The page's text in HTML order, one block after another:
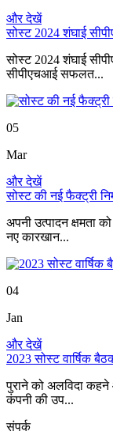
और देखें
सोस्ट 2024 शंघाई
सोस्ट 2024 शंघाई
सीपीएचआई सफलत...
05
Mar
और देखें
सोस्ट की नई फैक्ट्री
अपनी उत्पादन क्षमता
नए कारखान...
04
Jan
और देखें
2023 सोस्ट वार्षिक
पुराने को अलविदा
कंपनी की उप...
संपर्क